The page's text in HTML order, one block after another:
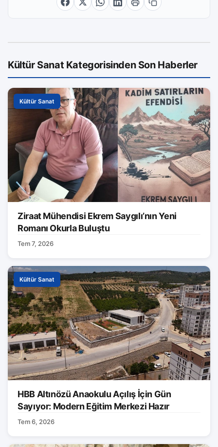
Kültür Sanat Kategorisinden Son Haberler
Kültür Sanat
Ziraat Mühendisi Ekrem Saygılı’nın Yeni
Romanı Okurla Buluştu
Tem 7, 2026
Kültür Sanat
HBB Altınözü Anaokulu Açılış İçin Gün
Sayıyor: Modern Eğitim Merkezi Hazır
Tem 6, 2026